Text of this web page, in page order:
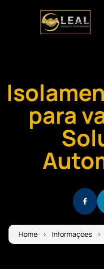
para
Home Informações